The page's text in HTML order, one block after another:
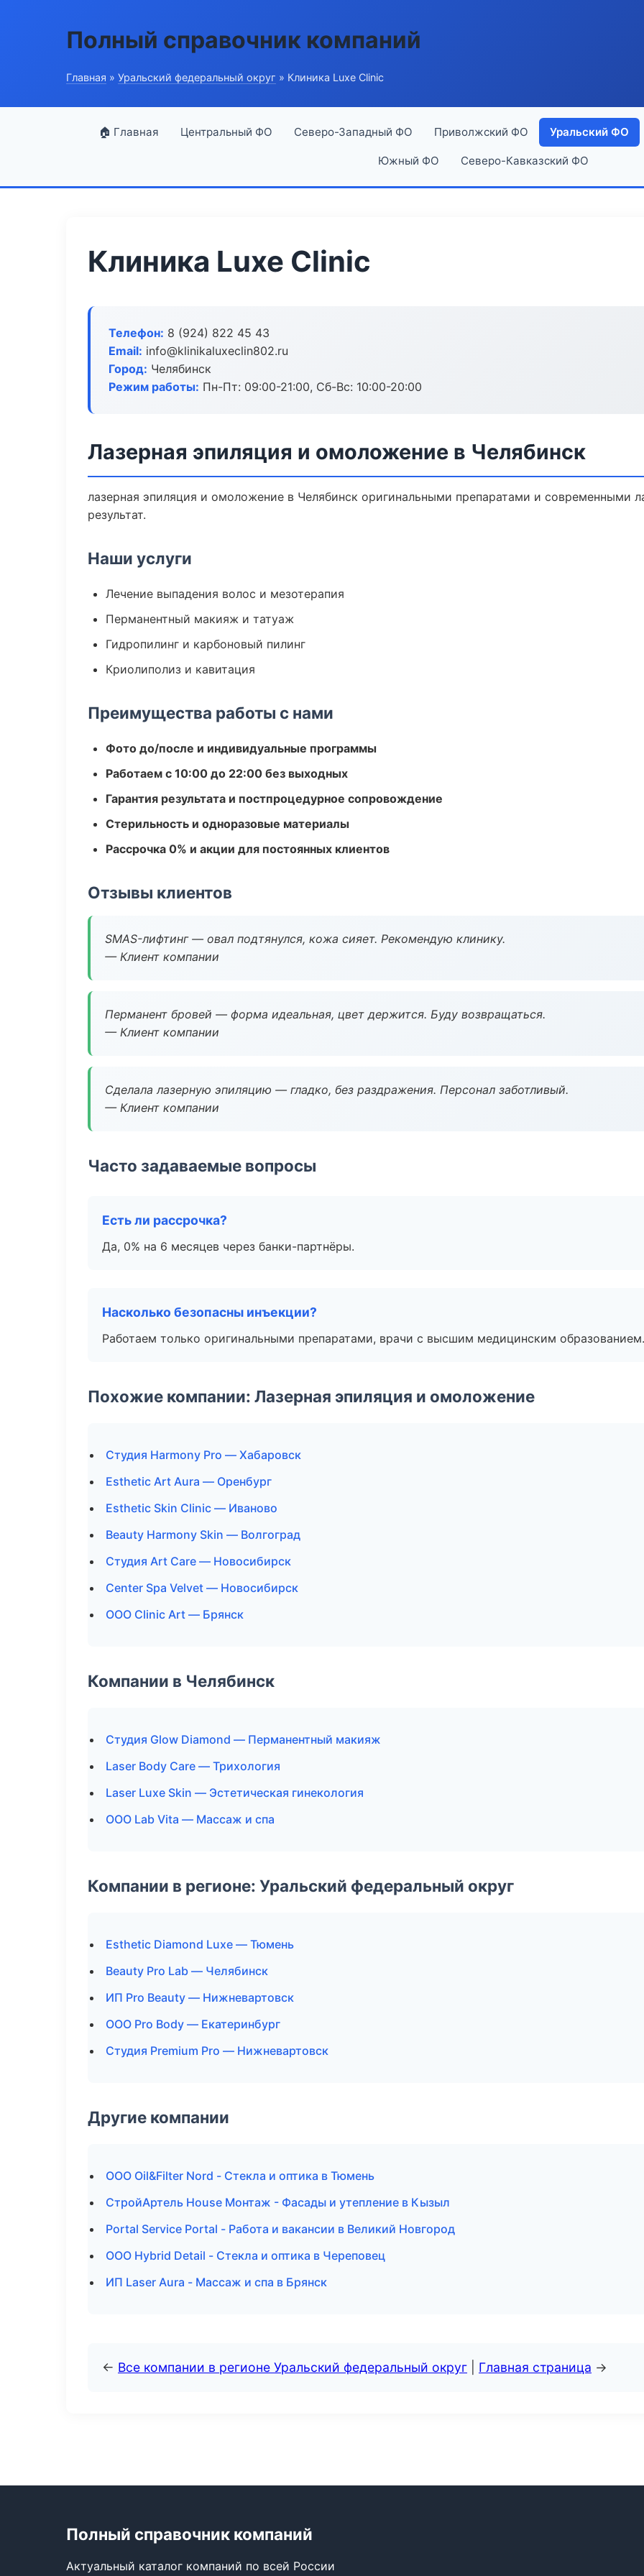
Полный справочник компаний
Главная » Уральский федеральный округ » Клиника Luxe Clinic
🏠 Главная Центральный ФО Северо-Западный ФО Приволжский ФО Уральский ФО
Южный ФО Северо-Кавказский ФО
Клиника Luxe Clinic
Телефон: 8 (924) 822 45 43
Email: info@klinikaluxeclin802.ru
Город: Челябинск
Режим работы: Пн-Пт: 09:00-21:00, Сб-Вс: 10:00-20:00
Лазерная эпиляция и омоложение в Челябинск
лазерная эпиляция и омоложение в Челябинск оригинальными препаратами и современными
результат.
Наши услуги
Лечение выпадения волос и мезотерапия
Перманентный макияж и татуаж
Гидропилинг и карбоновый пилинг
Криолиполиз и кавитация
Преимущества работы с нами
Фото до/после и индивидуальные программы
Работаем с 10:00 до 22:00 без выходных
Гарантия результата и постпроцедурное сопровождение
Стерильность и одноразовые материалы
Рассрочка 0% и акции для постоянных клиентов
Отзывы клиентов
SMAS-лифтинг — овал подтянулся, кожа сияет. Рекомендую клинику.
— Клиент компании
Перманент бровей — форма идеальная, цвет держится. Буду возвращаться.
— Клиент компании
Сделала лазерную эпиляцию — гладко, без раздражения. Персонал заботливый.
— Клиент компании
Часто задаваемые вопросы
Есть ли рассрочка?
Да, 0% на 6 месяцев через банки-партнёры.
Насколько безопасны инъекции?
Работаем только оригинальными препаратами, врачи с высшим медицинским образованием.
Похожие компании: Лазерная эпиляция и омоложение
Студия Harmony Pro — Хабаровск
Esthetic Art Aura — Оренбург
Esthetic Skin Clinic — Иваново
Beauty Harmony Skin — Волгоград
Студия Art Care — Новосибирск
Center Spa Velvet — Новосибирск
ООО Clinic Art — Брянск
Компании в Челябинск
Студия Glow Diamond — Перманентный макияж
Laser Body Care — Трихология
Laser Luxe Skin — Эстетическая гинекология
ООО Lab Vita — Массаж и спа
Компании в регионе: Уральский федеральный округ
Esthetic Diamond Luxe — Тюмень
Beauty Pro Lab — Челябинск
ИП Pro Beauty — Нижневартовск
ООО Pro Body — Екатеринбург
Студия Premium Pro — Нижневартовск
Другие компании
ООО Oil&Filter Nord - Стекла и оптика в Тюмень
СтройАртель House Монтаж - Фасады и утепление в Кызыл
Portal Service Portal - Работа и вакансии в Великий Новгород
ООО Hybrid Detail - Стекла и оптика в Череповец
ИП Laser Aura - Массаж и спа в Брянск
← Все компании в регионе Уральский федеральный округ Главная страница →
Полный справочник компаний
Актуальный каталог компаний по всей России